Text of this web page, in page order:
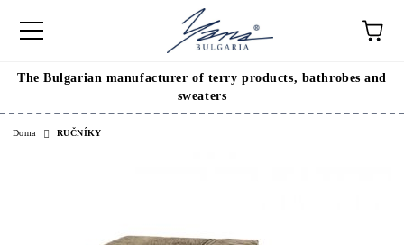
The Bulgarian manufacturer of terry products, bathrobes and
sweaters
Doma RUČNÍKY